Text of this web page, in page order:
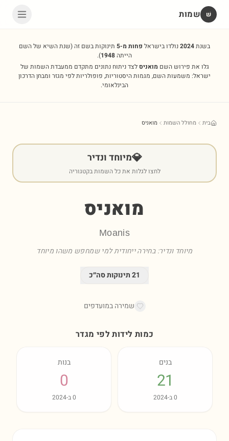
שׁ שמות
בשנת2024נולדו בישראל פחות מ-5 תינוקות בשם זה(שנת השיא של השם
הייתה1948
).
גלו את פירוש השםמואניסלצד ניתוח נתונים מתקדם ממעבדת השמות של
ישראל: משמעות השם, מגמות היסטוריות, פופולריות לפי מגזר ומבחן הדרכון
הבינלאומי.
בית מחולל השמות מואניס
💎מיוחד ונדיר
לחצו לגלות את כל השמות בקטגוריה
מואניס
Moanis
מיוחד ונדיר: בחירה ייחודית למי שמחפש משהו מיוחד
21תינוקות סה״כ
שמירה במועדפים
כמות לידות לפי מגדר
בנים
21
0ב-2024
בנות
0
0ב-2024